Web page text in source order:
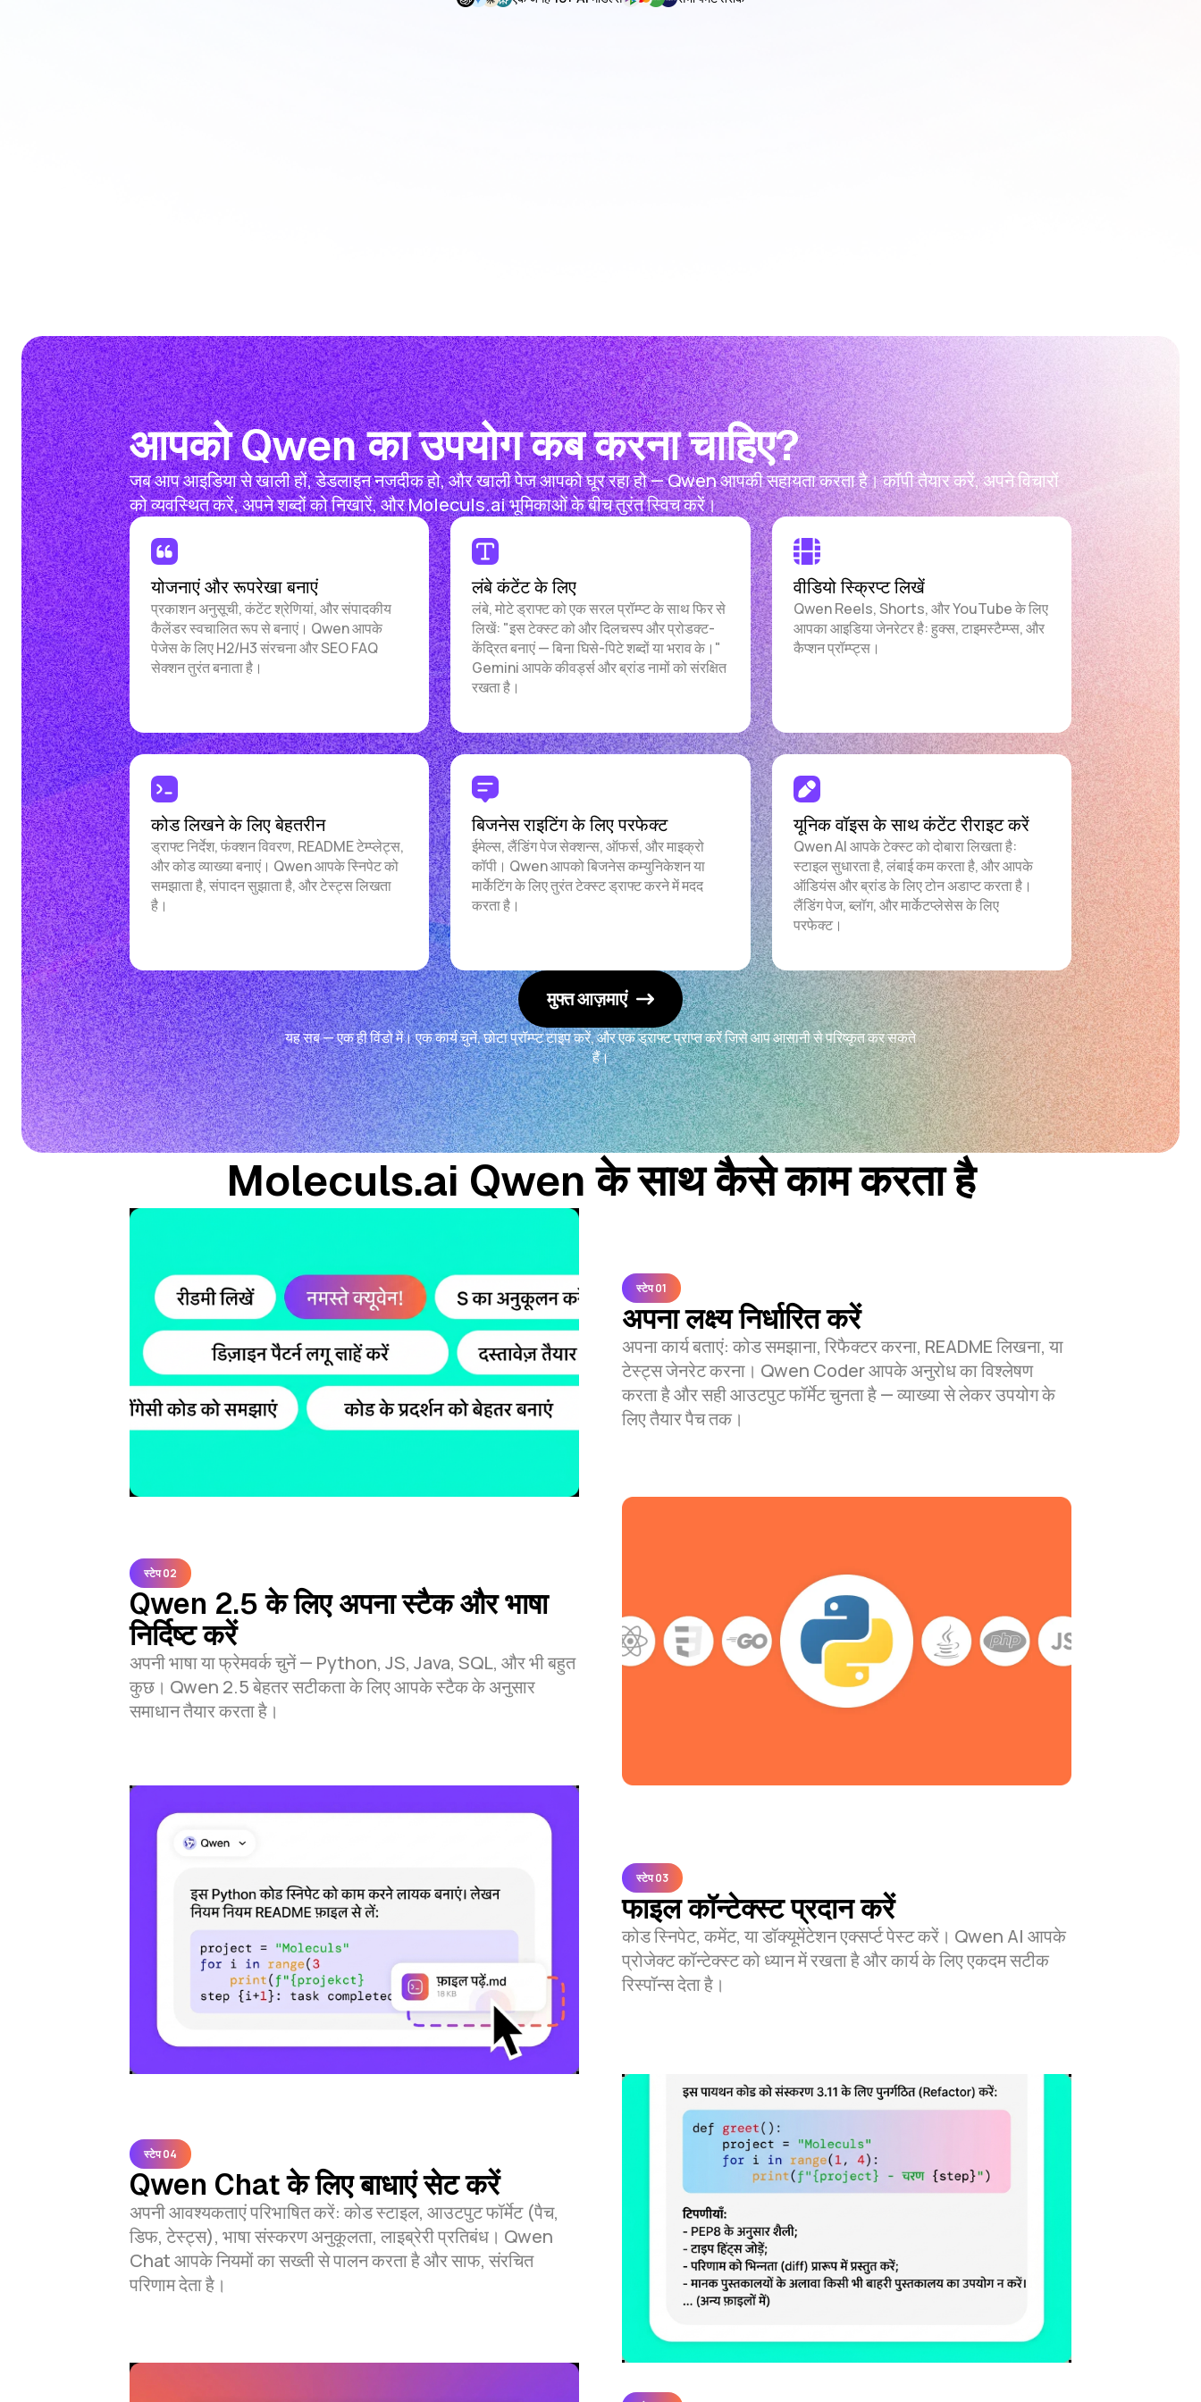
आपको Qwen का उपयोग कब करना चाहिए?
जब आप आइडिया से खाली हों, डेडलाइन नजदीक हो, और खाली पेज आपको घूर रहा हो — Qwen आपकी सहायता करता है। कॉपी तैयार करें, अपने विचारों
को व्यवस्थित करें, अपने शब्दों को निखारें, और Moleculs.ai भूमिकाओं के बीच तुरंत स्विच करें।
योजनाएं और रूपरेखा बनाएं
प्रकाशन अनुसूची, कंटेंट श्रेणियां, और संपादकीय
कैलेंडर स्वचालित रूप से बनाएं। Qwen आपके
पेजेस के लिए H2/H3 संरचना और SEO FAQ
सेक्शन तुरंत बनाता है।
लंबे कंटेंट के लिए
लंबे, मोटे ड्राफ्ट को एक सरल प्रॉम्प्ट के साथ फिर से
लिखें: "इस टेक्स्ट को और दिलचस्प और प्रोडक्ट-
केंद्रित बनाएं — बिना घिसे-पिटे शब्दों या भराव के।"
Gemini आपके कीवर्ड्स और ब्रांड नामों को संरक्षित
रखता है।
वीडियो स्क्रिप्ट लिखें
Qwen Reels, Shorts, और YouTube के लिए
आपका आइडिया जेनरेटर है: हुक्स, टाइमस्टैम्प्स, और
कैप्शन प्रॉम्प्ट्स।
कोड लिखने के लिए बेहतरीन
ड्राफ्ट निर्देश, फंक्शन विवरण, README टेम्प्लेट्स,
और कोड व्याख्या बनाएं। Qwen आपके स्निपेट को
समझाता है, संपादन सुझाता है, और टेस्ट्स लिखता
है।
बिजनेस राइटिंग के लिए परफेक्ट
ईमेल्स, लैंडिंग पेज सेक्शन्स, ऑफर्स, और माइक्रो
कॉपी। Qwen आपको बिजनेस कम्युनिकेशन या
मार्केटिंग के लिए तुरंत टेक्स्ट ड्राफ्ट करने में मदद
करता है।
यूनिक वॉइस के साथ कंटेंट रीराइट करें
Qwen AI आपके टेक्स्ट को दोबारा लिखता है:
स्टाइल सुधारता है, लंबाई कम करता है, और आपके
ऑडियंस और ब्रांड के लिए टोन अडाप्ट करता है।
लैंडिंग पेज, ब्लॉग, और मार्केटप्लेसेस के लिए
परफेक्ट।
मुफ्त आज़माएं
यह सब — एक ही विंडो में। एक कार्य चुनें, छोटा प्रॉम्प्ट टाइप करें, और एक ड्राफ्ट प्राप्त करें जिसे आप आसानी से परिष्कृत कर सकते
हैं।
Moleculs.ai Qwen के साथ कैसे काम करता है
स्टेप 01
अपना लक्ष्य निर्धारित करें
अपना कार्य बताएं: कोड समझाना, रिफैक्टर करना, README लिखना, या
टेस्ट्स जेनरेट करना। Qwen Coder आपके अनुरोध का विश्लेषण
करता है और सही आउटपुट फॉर्मेट चुनता है — व्याख्या से लेकर उपयोग के
लिए तैयार पैच तक।
स्टेप 02
Qwen 2.5 के लिए अपना स्टैक और भाषा
निर्दिष्ट करें
अपनी भाषा या फ्रेमवर्क चुनें — Python, JS, Java, SQL, और भी बहुत
कुछ। Qwen 2.5 बेहतर सटीकता के लिए आपके स्टैक के अनुसार
समाधान तैयार करता है।
स्टेप 03
फाइल कॉन्टेक्स्ट प्रदान करें
कोड स्निपेट, कमेंट, या डॉक्यूमेंटेशन एक्सर्प्ट पेस्ट करें। Qwen AI आपके
प्रोजेक्ट कॉन्टेक्स्ट को ध्यान में रखता है और कार्य के लिए एकदम सटीक
रिस्पॉन्स देता है।
स्टेप 04
Qwen Chat के लिए बाधाएं सेट करें
अपनी आवश्यकताएं परिभाषित करें: कोड स्टाइल, आउटपुट फॉर्मेट (पैच,
डिफ, टेस्ट्स), भाषा संस्करण अनुकूलता, लाइब्रेरी प्रतिबंध। Qwen
Chat आपके नियमों का सख्ती से पालन करता है और साफ, संरचित
परिणाम देता है।